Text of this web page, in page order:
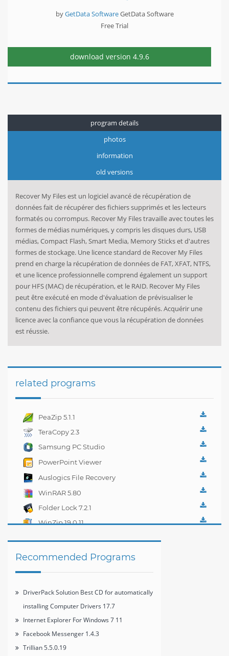
byGetData SoftwareGetData Software
Free Trial
download version 4.9.6
program details
photos
information
old versions
Recover My Filesest un logiciel avancé de récupération de
donnéesfaitde récupérer des fichierssuppriméset les lecteurs
formatésou corrompus. Recover My Filestravaille avectoutes les
formes de médias numériques, y compris les disques durs, USB
médias,Compact Flash, Smart Media, Memory Stickset d'autres
formesde stockage. Une licence standard de Recover My Files
prend en charge la récupération de donnéesde FAT,XFAT, NTFS,
et une licence professionnellecomprend également un support
pour HFS(MAC)de récupération,et le RAID. Recover My Files
peut être exécutéen mode d'évaluation de prévisualiser le
contenu des fichiersqui peuvent être récupérés.Acquérir une
licenceavec la confiance que vous la récupération de données
est réussie.
related programs
PeaZip 5.1.1
TeraCopy 2.3
Samsung PC Studio
PowerPoint Viewer
14.0.4
Auslogics File Recovery
3.4
WinRAR 5.80
Folder Lock 7.2.1
WinZip 19.0.11
Recommended Programs
DriverPack Solution Best CD for automatically
installing Computer Drivers 17.7
Internet Explorer For Windows 7 11
Facebook Messenger 1.4.3
Trillian 5.5.0.19